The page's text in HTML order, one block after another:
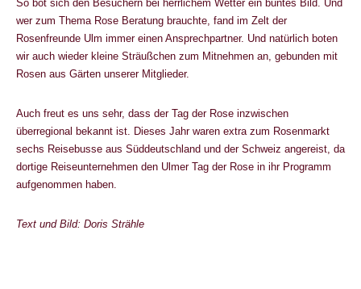
So bot sich den Besuchern bei herrlichem Wetter ein buntes Bild. Und
wer zum Thema Rose Beratung brauchte, fand im Zelt der
Rosenfreunde Ulm immer einen Ansprechpartner. Und natürlich boten
wir auch wieder kleine Sträußchen zum Mitnehmen an, gebunden mit
Rosen aus Gärten unserer Mitglieder.
Auch freut es uns sehr, dass der Tag der Rose inzwischen
überregional bekannt ist. Dieses Jahr waren extra zum Rosenmarkt
sechs Reisebusse aus Süddeutschland und der Schweiz angereist, da
dortige Reiseunternehmen den Ulmer Tag der Rose in ihr Programm
aufgenommen haben.
Text und Bild: Doris Strähle